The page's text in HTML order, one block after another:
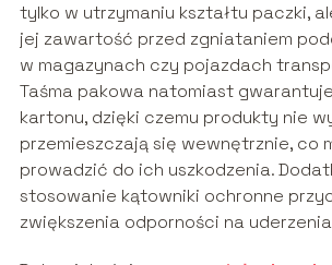
tylko w utrzymaniu kształtu paczki,
jej zawartość przed zgniataniem
w magazynach czy pojazdach
Taśma pakowa natomiast
kartonu, dzięki czemu produkty nie
przemieszczają się wewnętrznie, co
prowadzić do ich uszkodzenia.
stosowanie kątowniki ochronne
zwiększenia odporności na